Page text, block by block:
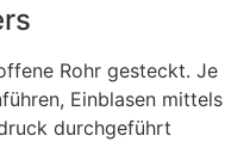
Rohr gesteckt. Je
Einblasen mittels
durchgeführt